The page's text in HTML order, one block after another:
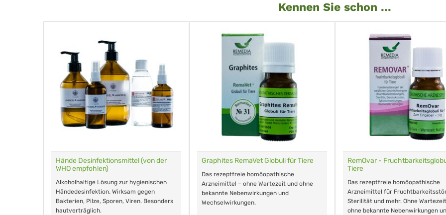
Kennen Sie schon ...
Hände Desinfektionsmittel (von der
WHO empfohlen)
Alkoholhaltige Lösung zur hygienischen
Händedesinfektion. Wirksam gegen
Bakterien, Pilze, Sporen, Viren. Besonders
hautverträglich.
Graphites RemaVet Globuli für Tiere
Das rezeptfreie homöopathische
Arzneimittel – ohne Wartezeit und ohne
bekannte Nebenwirkungen und
Wechselwirkungen.
RemOvar -
Tiere
Das rezeptfreie homöopathische
Arzneimittel für
Sterilität und mehr. Ohne
ohne bekannte Nebenwirkungen